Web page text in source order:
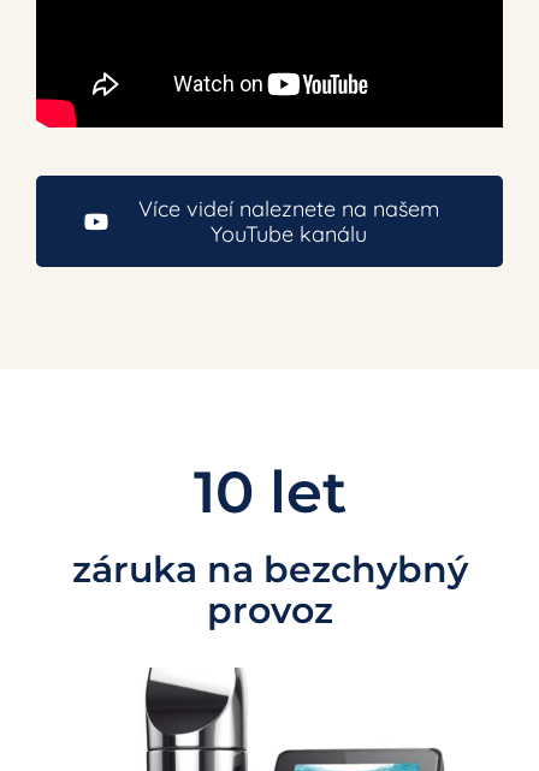
Více videí naleznete na našem
YouTube kanálu
10 let
záruka na bezchybný
provoz